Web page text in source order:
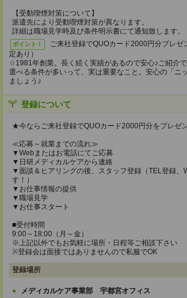
【受動喫煙対策について】
派遣先により受動喫煙対策が異なります。
詳細は職場見学時及び条件明示書にて通知致します。
ポイント！
ご来社登録でQUOカード2000円分プレゼ
定あり）
☆1981年創業。長く続く実績があるので安心♪ご紹介で
選べる条件が多いって、実は重要なこと。安心の「ニ
ましょう♪
登録について
★今ならご来社登録でQUOカード2000円分をプレゼ
≪応募～就業までの流れ≫
▼Webまたはお電話にてご応募
▼日研メディカルケアから連絡
▼面談＆ヒアリングの後、スタッフ登録（TEL登録、
す！）
▼お仕事情報の提供
▼職場見学
▼お仕事スタート
■受付時間
9:00～18:00（月～金）
※上記以外でもお気軽に場所・日程等ご相談下さい
※登録会は面接ではありませんので私服でOK
登録場所
メディカルケア事業部 宇都宮オフィス